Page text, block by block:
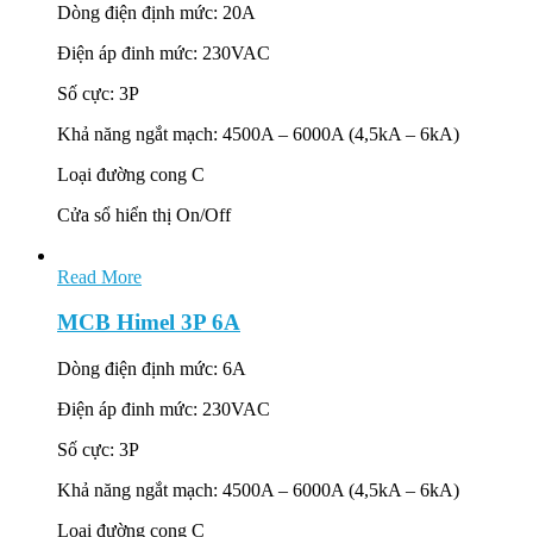
Dòng điện định mức: 20A
Điện áp đinh mức: 230VAC
Số cực: 3P
Khả năng ngắt mạch: 4500A – 6000A (4,5kA – 6kA)
Loại đường cong C
Cửa sổ hiển thị On/Off
Read More
MCB Himel 3P 6A
Dòng điện định mức: 6A
Điện áp đinh mức: 230VAC
Số cực: 3P
Khả năng ngắt mạch: 4500A – 6000A (4,5kA – 6kA)
Loại đường cong C